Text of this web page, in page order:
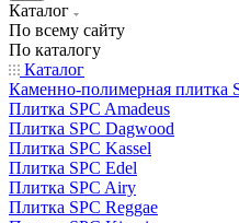
Каталог
По всему сайту
По каталогу
Каталог
Каменно-полимерная плитка
Плитка SPC Amadeus
Плитка SPC Dagwood
Плитка SPC Kassel
Плитка SPC Edel
Плитка SPC Airy
Плитка SPC Reggae